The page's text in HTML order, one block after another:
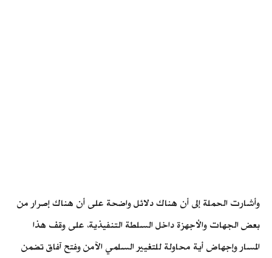
وأشارت الحملة إلى أن هناك دلائل واضحة على أن هناك إصرار من
بعض الجهات والأجهزة داخل السلطة التنفيذية، على وقف هذا
المسار وإجهاض أية محاولة للتغيير السلمي الآمن وفتح آفاق تضمن